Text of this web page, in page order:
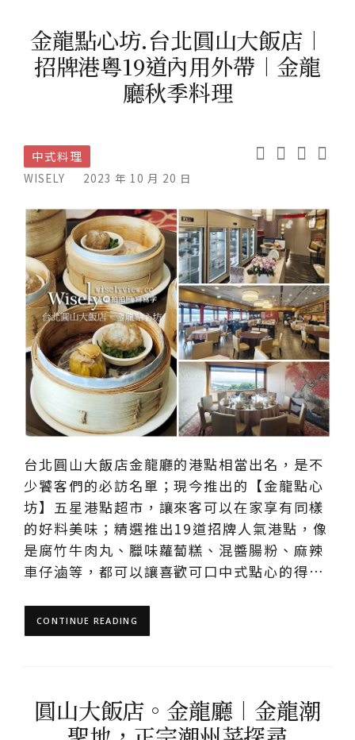
金龍點心坊.台北圓山大飯店︱
招牌港粵19道內用外帶︱金龍
廳秋季料理
中式料理
WISELY 2023 年 10 月 20 日
台北圓山大飯店金龍廳的港點相當出名，是不
少饕客們的必訪名單；現今推出的【金龍點心
坊】五星港點超市，讓來客可以在家享有同樣
的好料美味；精選推出19道招牌人氣港點，像
是腐竹牛肉丸、臘味蘿蔔糕、混醬腸粉、麻辣
車仔滷等，都可以讓喜歡可口中式點心的得…
CONTINUE READING
圓山大飯店。金龍廳︱金龍潮